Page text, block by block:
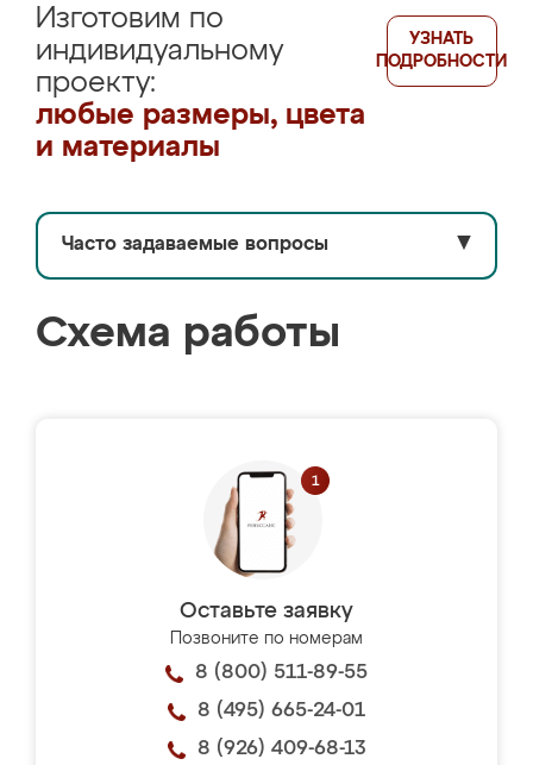
Изготовим по
индивидуальному
проекту:
любые размеры, цвета
и материалы
УЗНАТЬ
ПОДРОБНОСТИ
Часто задаваемые вопросы ▼
Схема работы
Оставьте заявку
Позвоните по номерам
8 (800) 511-89-55
8 (495) 665-24-01
8 (926) 409-68-13